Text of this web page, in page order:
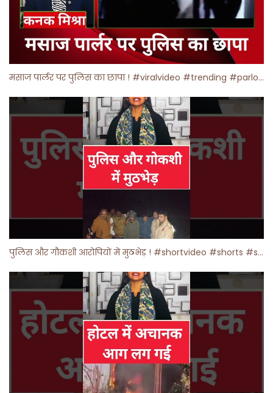
मसाज पार्लर पर पुलिस का छापा ! #viralvideo #trending #parlour
पुलिस और गौकशी आरोपियों में मुठभेड़ ! #shortvideo #shorts #shortsfeed